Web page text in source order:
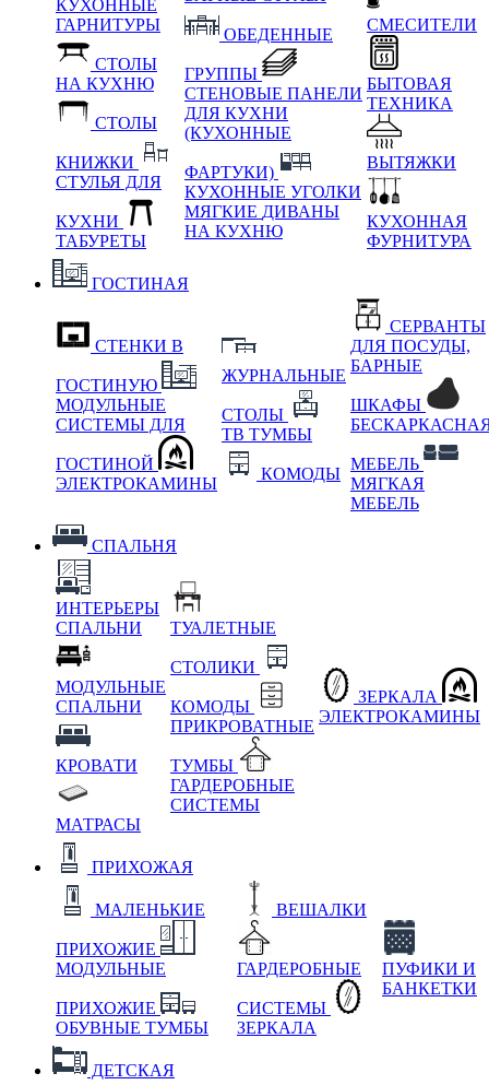
КУХОННЫЕ
ГАРНИТУРЫ
СТОЛЫ
НА КУХНЮ
СТОЛЫ
КНИЖКИ
СТУЛЬЯ ДЛЯ
КУХНИ
ТАБУРЕТЫ
ОБЕДЕННЫЕ
ГРУППЫ
СТЕНОВЫЕ ПАНЕЛИ
ДЛЯ КУХНИ
(КУХОННЫЕ
ФАРТУКИ)
КУХОННЫЕ УГОЛКИ
МЯГКИЕ ДИВАНЫ
НА КУХНЮ
СМЕСИТЕЛИ
БЫТОВАЯ
ТЕХНИКА
ВЫТЯЖКИ
КУХОННАЯ
ФУРНИТУРА
ГОСТИНАЯ
СТЕНКИ В
ГОСТИНУЮ
МОДУЛЬНЫЕ
СИСТЕМЫ ДЛЯ
ГОСТИНОЙ
ЭЛЕКТРОКАМИНЫ
ЖУРНАЛЬНЫЕ
СТОЛЫ
ТВ ТУМБЫ
КОМОДЫ
СЕРВАНТЫ
ДЛЯ ПОСУДЫ,
БАРНЫЕ
ШКАФЫ
МЕБЕЛЬ
МЯГКАЯ
МЕБЕЛЬ
СПАЛЬНЯ
ИНТЕРЬЕРЫ
СПАЛЬНИ
МОДУЛЬНЫЕ
СПАЛЬНИ
КРОВАТИ
МАТРАСЫ
ТУАЛЕТНЫЕ
СТОЛИКИ
КОМОДЫ
ПРИКРОВАТНЫЕ
ТУМБЫ
ГАРДЕРОБНЫЕ
СИСТЕМЫ
ЗЕРКАЛА
ЭЛЕКТРОКАМИНЫ
ПРИХОЖАЯ
МАЛЕНЬКИЕ
ПРИХОЖИЕ
МОДУЛЬНЫЕ
ПРИХОЖИЕ
ОБУВНЫЕ ТУМБЫ
ВЕШАЛКИ
ГАРДЕРОБНЫЕ
СИСТЕМЫ
ЗЕРКАЛА
ПУФИКИ И
БАНКЕТКИ
ДЕТСКАЯ